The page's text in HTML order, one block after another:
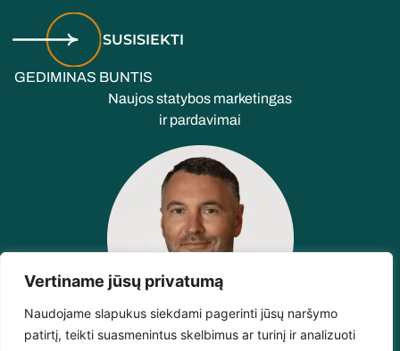
Vertiname jūsų privatumą
Naudojame slapukus siekdami pagerinti jūsų naršymo
patirtį, teikti suasmenintus skelbimus ar turinį ir analizuoti
SUSISIEKTI
GEDIMINAS BUNTIS
Naujos statybos marketingas
ir pardavimai